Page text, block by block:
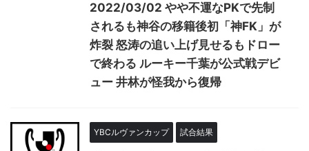
2022/03/02 やや不運なPKで先制
されるも神谷の移籍後初「神FK」が
炸裂 怒涛の追い上げ見せるもドロー
で終わる ルーキー千葉が公式戦デビ
ュー 井林が怪我から復帰
YBCルヴァンカップ 試合結果